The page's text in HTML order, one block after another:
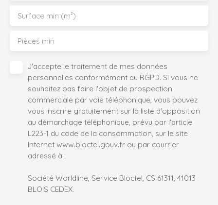
Surface min (m²)
Pièces min
J'accepte le traitement de mes données
personnelles conformément au RGPD. Si vous ne
souhaitez pas faire l'objet de prospection
commerciale par voie téléphonique, vous pouvez
vous inscrire gratuitement sur la liste d'opposition
au démarchage téléphonique, prévu par l'article
L223-1 du code de la consommation, sur le site
Internet www.bloctel.gouv.fr ou par courrier
adressé à :
Société Worldline, Service Bloctel, CS 61311, 41013
BLOIS CEDEX.